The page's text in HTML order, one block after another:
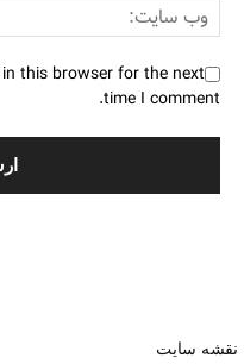
this browser for the next
time I comment.
نقشه سایت